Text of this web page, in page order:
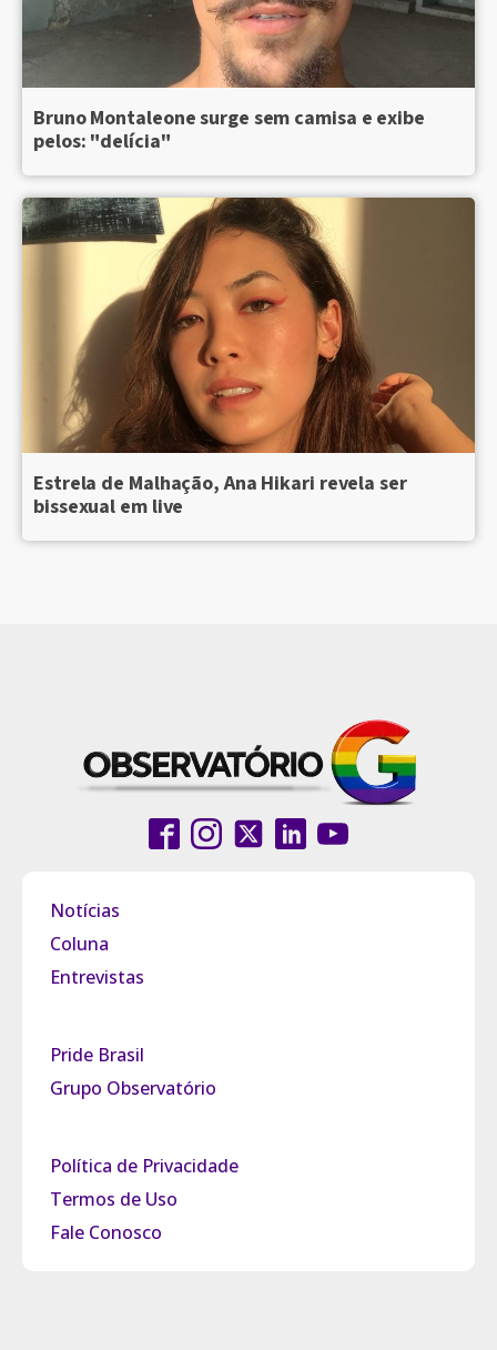
Bruno Montaleone surge sem camisa e exibe
pelos: "delícia"
Estrela de Malhação, Ana Hikari revela ser
bissexual em live
Notícias
Coluna
Entrevistas
Pride Brasil
Grupo Observatório
Política de Privacidade
Termos de Uso
Fale Conosco